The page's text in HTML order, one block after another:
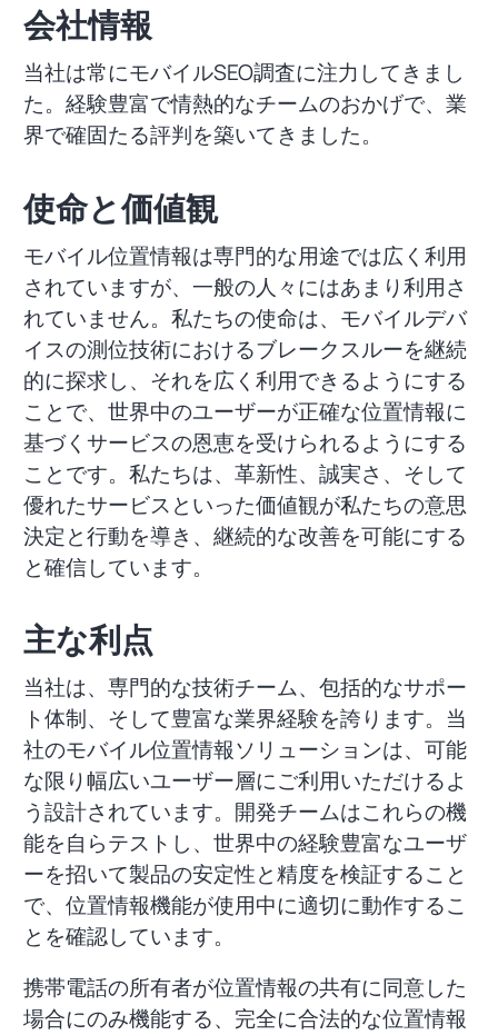
会社情報
当社は常にモバイルSEO調査に注力してきまし
た。経験豊富で情熱的なチームのおかげで、業
界で確固たる評判を築いてきました。
使命と価値観
モバイル位置情報は専門的な用途では広く利用
されていますが、一般の人々にはあまり利用さ
れていません。私たちの使命は、モバイルデバ
イスの測位技術におけるブレークスルーを継続
的に探求し、それを広く利用できるようにする
ことで、世界中のユーザーが正確な位置情報に
基づくサービスの恩恵を受けられるようにする
ことです。私たちは、革新性、誠実さ、そして
優れたサービスといった価値観が私たちの意思
決定と行動を導き、継続的な改善を可能にする
と確信しています。
主な利点
当社は、専門的な技術チーム、包括的なサポー
ト体制、そして豊富な業界経験を誇ります。当
社のモバイル位置情報ソリューションは、可能
な限り幅広いユーザー層にご利用いただけるよ
う設計されています。開発チームはこれらの機
能を自らテストし、世界中の経験豊富なユーザ
ーを招いて製品の安定性と精度を検証すること
で、位置情報機能が使用中に適切に動作するこ
とを確認しています。
携帯電話の所有者が位置情報の共有に同意した
場合にのみ機能する、完全に合法的な位置情報